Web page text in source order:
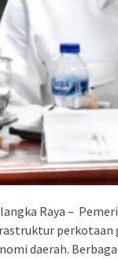
Raya –
perkotaan
daerah.